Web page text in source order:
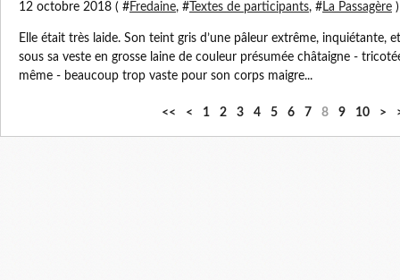
12 octobre 2018 ( #Fredaine, # Textes de participants, #La Passagère )
Elle était très laide. Son teint gris d’une pâleur extrême, inquiétante,
sous sa veste en grosse laine de couleur présumée châtaigne -
même - beaucoup trop vaste pour son corps maigre...
<< < 1 2 3 4 5 6 7 8 9 10
2
>